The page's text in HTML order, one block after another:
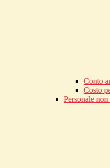
Conto
Costo
Personale